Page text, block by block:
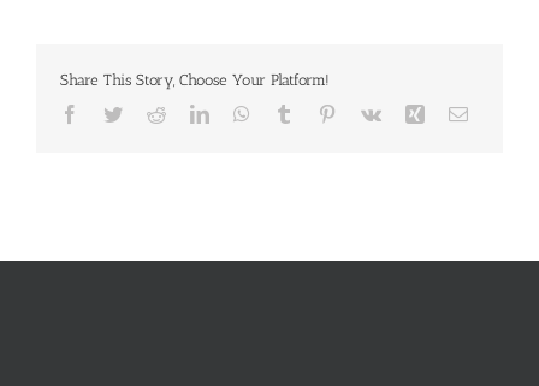
Share This Story, Choose Your Platform!
Facebook
TwitterRedditLinkedInWhatsApp
Tumblr Pinterest
Vk Xing E-